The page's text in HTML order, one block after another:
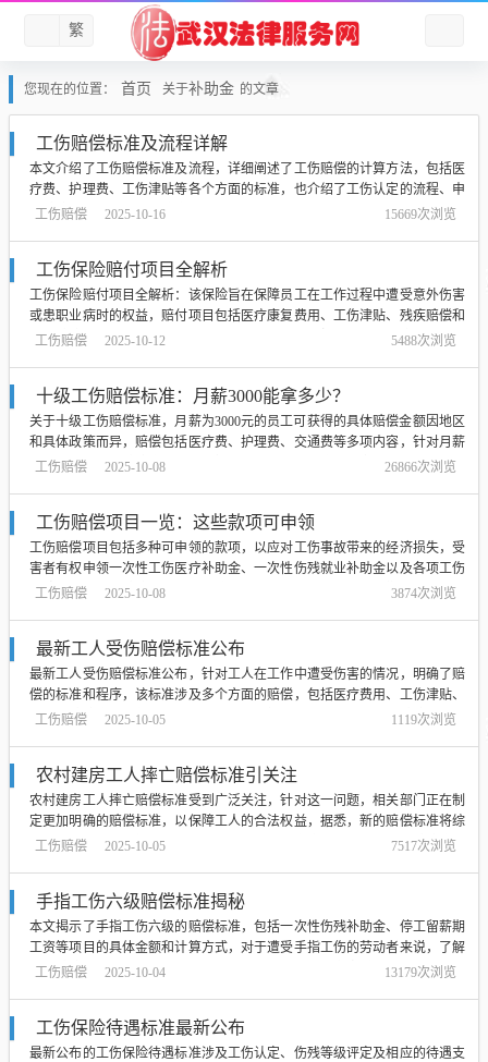
繁
您现在的位置： 首页 关于补助金 的文章
工伤赔偿标准及流程详解
本文介绍了工伤赔偿标准及流程，详细阐述了工伤赔偿的计算方法，包括医
疗费、护理费、工伤津贴等各个方面的标准，也介绍了工伤认定的流程、申
请赔偿的步骤以及需要注意的事项，帮助受伤员工更好地了解自己的权益，
工伤赔偿 2025-10-16 15669次浏览
工伤保险赔付项目全解析
工伤保险赔付项目全解析：该保险旨在保障员工在工作过程中遭受意外伤害
或患职业病时的权益，赔付项目包括医疗康复费用、工伤津贴、残疾赔偿和
死亡赔偿等，员工在遭遇工伤时，可获得医疗费用报销及必要的康复费用支
工伤赔偿 2025-10-12 5488次浏览
十级工伤赔偿标准：月薪3000能拿多少？
关于十级工伤赔偿标准，月薪为3000元的员工可获得的具体赔偿金额因地区
和具体政策而异，赔偿包括医疗费、护理费、交通费等多项内容，针对月薪
3000的员工，其赔偿金额通常包括一次性伤残补助金和一定期限的工伤津贴
工伤赔偿 2025-10-08 26866次浏览
工伤赔偿项目一览：这些款项可申领
工伤赔偿项目包括多种可申领的款项，以应对工伤事故带来的经济损失，受
害者有权申领一次性工伤医疗补助金、一次性伤残就业补助金以及各项工伤
保险待遇，这些赔偿项目旨在保障工伤者的合法权益，确保他们获得必要的
工伤赔偿 2025-10-08 3874次浏览
最新工人受伤赔偿标准公布
最新工人受伤赔偿标准公布，针对工人在工作中遭受伤害的情况，明确了赔
偿的标准和程序，该标准涉及多个方面的赔偿，包括医疗费用、工伤津贴、
一次性赔偿金等，新标准的公布将为工人提供更加公正、合理的赔偿，保障
工伤赔偿 2025-10-05 1119次浏览
农村建房工人摔亡赔偿标准引关注
农村建房工人摔亡赔偿标准受到广泛关注，针对这一问题，相关部门正在制
定更加明确的赔偿标准，以保障工人的合法权益，据悉，新的赔偿标准将综
合考虑多种因素，如工人的年龄、工资水平、家庭状况等，以确保赔偿金额
工伤赔偿 2025-10-05 7517次浏览
手指工伤六级赔偿标准揭秘
本文揭示了手指工伤六级的赔偿标准，包括一次性伤残补助金、停工留薪期
工资等项目的具体金额和计算方式，对于遭受手指工伤的劳动者来说，了解
这些赔偿标准非常重要，有助于维护自身合法权益，文章详细阐述了不同项
工伤赔偿 2025-10-04 13179次浏览
工伤保险待遇标准最新公布
最新公布的工伤保险待遇标准涉及工伤认定、伤残等级评定及相应的待遇支